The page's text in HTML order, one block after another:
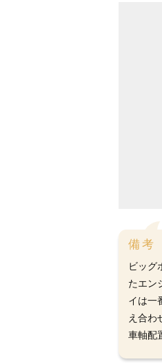
備考
ビッグ
たエン
イは一
え合わ
車軸配